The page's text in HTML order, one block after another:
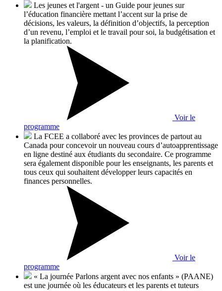
Les jeunes et l'argent - un Guide pour jeunes sur
l’éducation financière mettant l’accent sur la prise de
décisions, les valeurs, la définition d’objectifs, la perception
d’un revenu, l’emploi et le travail pour soi, la budgétisation et
la planification.
Voir le
programme
La FCEE a collaboré avec les provinces de partout au
Canada pour concevoir un nouveau cours d’autoapprentissage
en ligne destiné aux étudiants du secondaire. Ce programme
sera également disponible pour les enseignants, les parents et
tous ceux qui souhaitent développer leurs capacités en
finances personnelles.
Voir le
programme
« La journée Parlons argent avec nos enfants » (PAANE)
est une journée où les éducateurs et les parents et tuteurs